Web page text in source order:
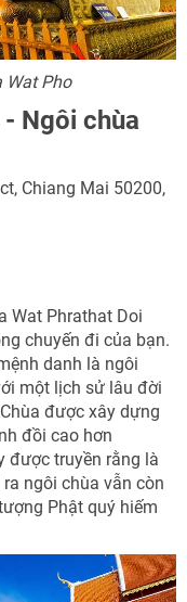
Wat Pho
Ngôi chùa
Chiang Mai 50200,
Wat Phrathat Doi
chuyến đi của bạn.
danh là ngôi
một lịch sử lâu đời
được xây dựng
đồi cao hơn
được truyền rằng là
ngôi chùa vẫn còn
Phật quý hiếm